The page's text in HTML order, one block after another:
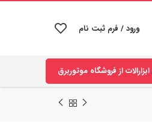
ورود / فرم ثبت نام
از فروشگاه موتوربرق